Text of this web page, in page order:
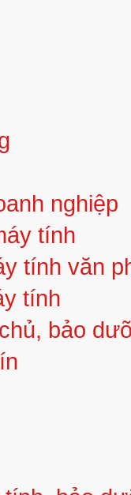
nghiệp
tính
tính văn
tính
bảo